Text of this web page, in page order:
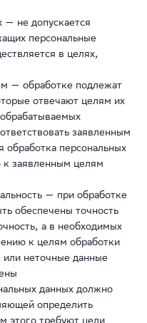
— не допускается
персональные
в целях,
— обработке подлежат
отвечают целям их
заявленным
обработка персональных
заявленным целям
— при обработке
обеспечены точность
а в необходимых
к целям обработки
неточные данные
данных должно
определить